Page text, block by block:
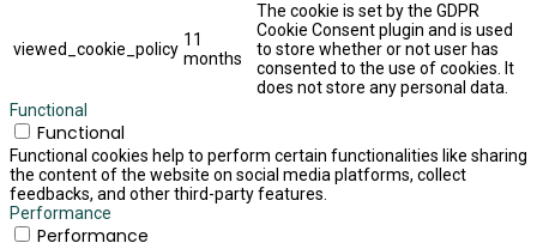
viewed_cookie_policy 11
months
The cookie is set by the GDPR
Cookie Consent plugin and is used
to store whether or not user has
consented to the use of cookies. It
does not store any personal data.
Functional
Functional
Functional cookies help to perform certain functionalities like sharing
the content of the website on social media platforms, collect
feedbacks, and other third-party features.
Performance
Performance